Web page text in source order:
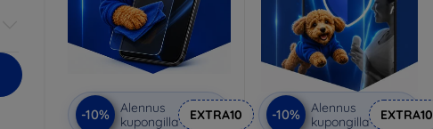
-10%
Alennus
kupongilla
EXTRA10 -10%
Alennus
kupongilla
EXTRA10